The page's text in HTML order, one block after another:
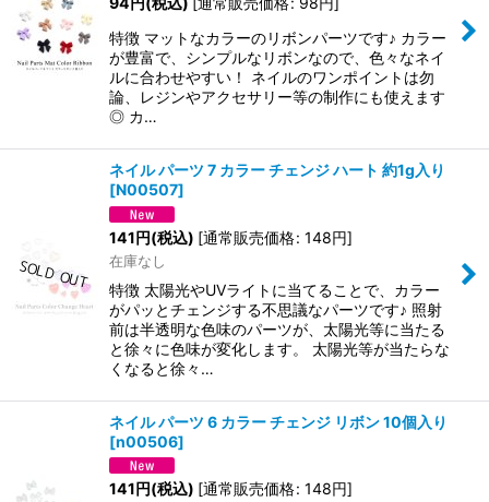
特徴 マットなカラーのリボンパーツです♪ カラー
が豊富で、シンプルなリボンなので、色々なネイ
ルに合わせやすい！ ネイルのワンポイントは勿
論、レジンやアクセサリー等の制作にも使えます
◎ カ…
ネイル パーツ 7 カラー チェンジ ハート 約1g入り
[N00507]
141円(税込) [通常販売価格: 148円]
在庫なし
特徴 太陽光やUVライトに当てることで、カラー
がパッとチェンジする不思議なパーツです♪ 照射
前は半透明な色味のパーツが、太陽光等に当たる
と徐々に色味が変化します。 太陽光等が当たらな
くなると徐々…
ネイル パーツ 6 カラー チェンジ リボン 10個入り
[n00506]
141円(税込) [通常販売価格: 148円]